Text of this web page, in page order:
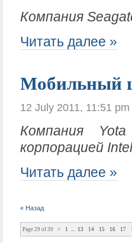
Компания
Читать далее »
Мобильный
12 July 2011, 11:51 pm
Компания
корпорацией
Читать далее »
« Назад
Page 29 of 39 < 1 13 14 15 16 17